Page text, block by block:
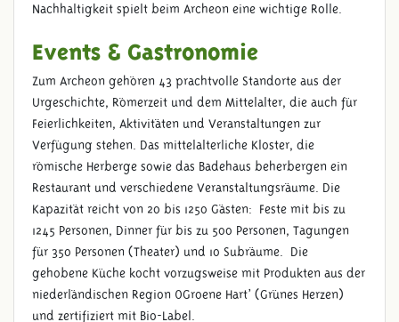
Nachhaltigkeit spielt beim Archeon eine wichtige Rolle.
Events & Gastronomie
Zum Archeon gehören 43 prachtvolle Standorte aus der
Urgeschichte, Römerzeit und dem Mittelalter, die auch für
Feierlichkeiten, Aktivitäten und Veranstaltungen zur
Verfügung stehen. Das mittelalterliche Kloster, die
römische Herberge sowie das Badehaus beherbergen ein
Restaurant und verschiedene Veranstaltungsräume. Die
Kapazität reicht von 20 bis 1250 Gästen: Feste mit bis zu
1245 Personen, Dinner für bis zu 500 Personen, Tagungen
für 350 Personen (Theater) und 10 Subräume. Die
gehobene Küche kocht vorzugsweise mit Produkten aus der
niederländischen Region ‚Groene Hart’ (Grünes Herzen)
und zertifiziert mit Bio-Label.